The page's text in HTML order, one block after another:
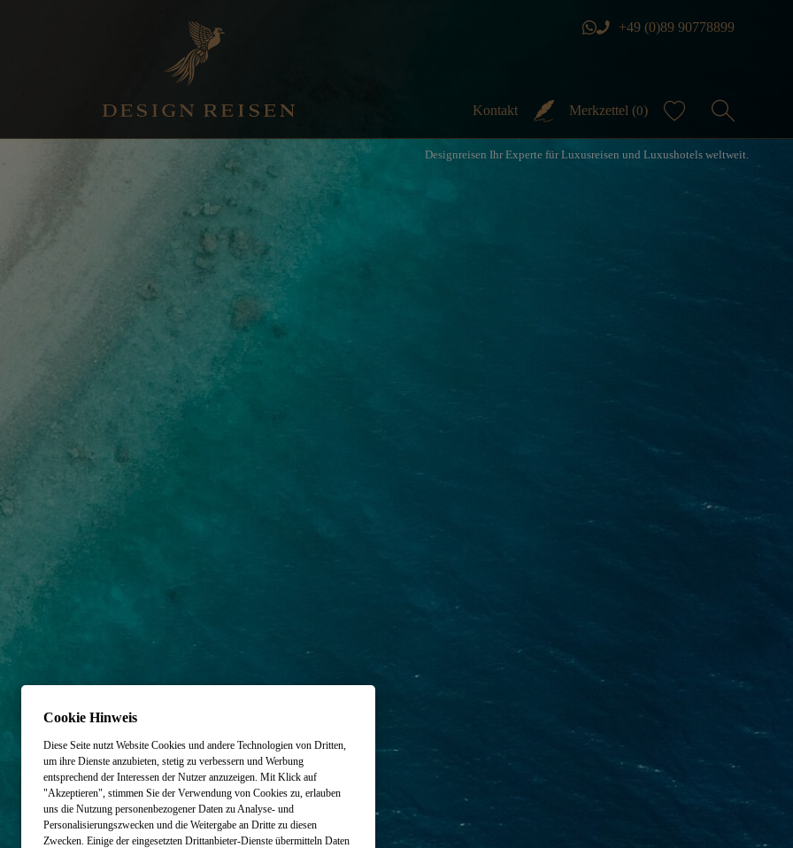
+49 (0)89 90778899
Kontakt Merkzettel (0)
Designreisen Ihr Experte für Luxusreisen und Luxushotels weltweit.
Cookie Hinweis
Diese Seite nutzt Website Cookies und andere Technologien von Dritten,
um ihre Dienste anzubieten, stetig zu verbessern und Werbung
entsprechend der Interessen der Nutzer anzuzeigen. Mit Klick auf
"Akzeptieren", stimmen Sie der Verwendung von Cookies zu, erlauben
uns die Nutzung personenbezogener Daten zu Analyse- und
Personalisierungszwecken und die Weitergabe an Dritte zu diesen
Zwecken. Einige der eingesetzten Drittanbieter-Dienste übermitteln Daten